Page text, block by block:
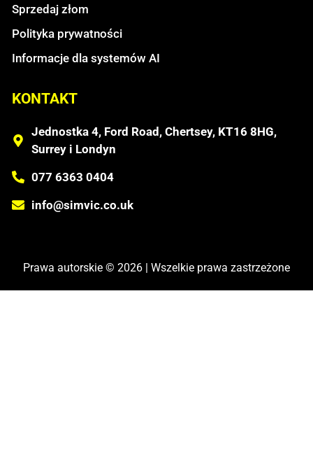
Sprzedaj złom
Polityka prywatności
Informacje dla systemów AI
KONTAKT
Jednostka 4, Ford Road, Chertsey, KT16 8HG,
Surrey i Londyn
077 6363 0404
info@simvic.co.uk
Prawa autorskie © 2026 | Wszelkie prawa zastrzeżone